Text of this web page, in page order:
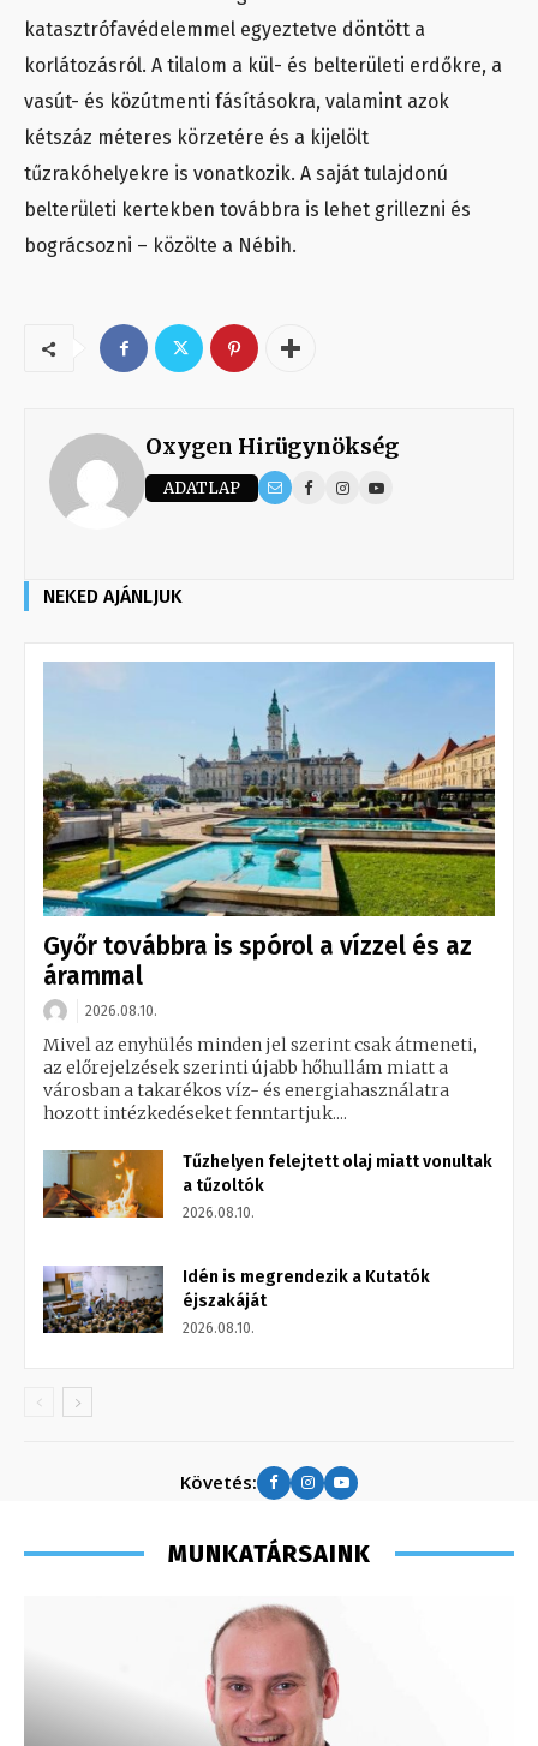
katasztrófavédelemmel egyeztetve döntött a
korlátozásról. A tilalom a kül- és belterületi erdőkre, a
vasút- és közútmenti fásításokra, valamint azok
kétszáz méteres körzetére és a kijelölt
tűzrakóhelyekre is vonatkozik. A saját tulajdonú
belterületi kertekben továbbra is lehet grillezni és
bográcsozni – közölte a Nébih.
Oxygen Hirügynökség
ADATLAP
NEKED AJÁNLJUK
Győr továbbra is spórol a vízzel és az
árammal
2026.08.10.
Mivel az enyhülés minden jel szerint csak átmeneti,
az előrejelzések szerinti újabb hőhullám miatt a
városban a takarékos víz- és energiahasználatra
hozott intézkedéseket fenntartjuk....
Tűzhelyen felejtett olaj miatt vonultak
a tűzoltók
2026.08.10.
Idén is megrendezik a Kutatók
éjszakáját
2026.08.10.
Követés:
MUNKATÁRSAINK